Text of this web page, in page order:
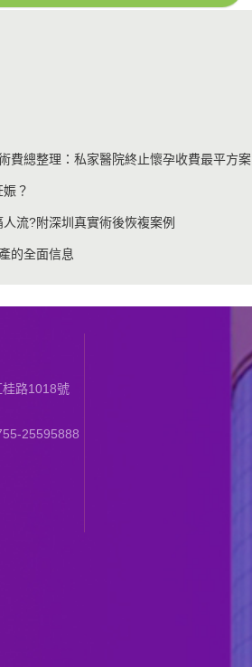
費總整理：私家醫院終止懷孕收費最平方案
？
流?附深圳真實術後恢複案例
的全面信息
路1018號
25595888